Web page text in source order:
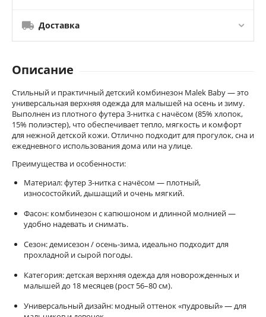
Доставка
Описание
Стильный и практичный детский комбинезон Malek Baby — это
универсальная верхняя одежда для малышей на осень и зиму.
Выполнен из плотного футера 3-нитка с начёсом (85% хлопок,
15% полиэстер), что обеспечивает тепло, мягкость и комфорт
для нежной детской кожи. Отлично подходит для прогулок, сна и
ежедневного использования дома или на улице.
Преимущества и особенности:
Материал: футер 3-нитка с начёсом — плотный,
износостойкий, дышащий и очень мягкий.
Фасон: комбинезон с капюшоном и длинной молнией —
удобно надевать и снимать.
Сезон: демисезон / осень-зима, идеально подходит для
прохладной и сырой погоды.
Категория: детская верхняя одежда для новорожденных и
малышей до 18 месяцев (рост 56–80 см).
Универсальный дизайн: модный оттенок «пудровый» — для